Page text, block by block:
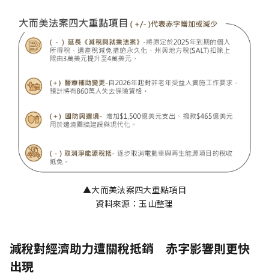
▲大而美法案四大重點項目
資料來源：玉山整理
減稅對經濟助力遭關稅抵銷 赤字影響則更快
出現